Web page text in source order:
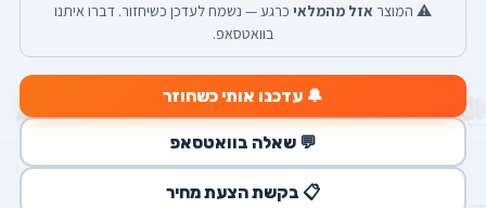
⚠️ המוצר אזל מהמלאי כרגע — נשמח לעדכן כשיחזור. דברו איתנו
בוואטסאפ.
🔔 עדכנו אותי כשחוזר
💬 שאלה בוואטסאפ
📋 בקשת הצעת מחיר